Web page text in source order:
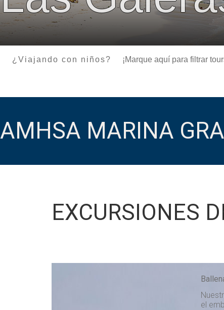
¿Viajando con niños? ¡Marque aquí para filtrar
AMHSA MARINA
EXCURSIONES
el